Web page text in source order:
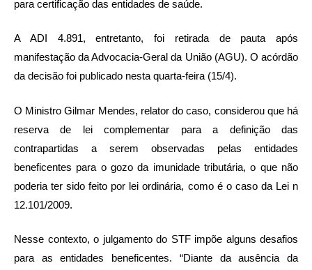
para certificação das entidades de saúde.
A ADI 4.891, entretanto, foi retirada de pauta após
manifestação da Advocacia-Geral da União (AGU). O acórdão
da decisão foi publicado nesta quarta-feira (15/4).
O Ministro Gilmar Mendes, relator do caso, considerou que há
reserva de lei complementar para a definição das
contrapartidas a serem observadas pelas entidades
beneficentes para o gozo da imunidade tributária, o que não
poderia ter sido feito por lei ordinária, como é o caso da Lei n
12.101/2009.
Nesse contexto, o julgamento do STF impõe alguns desafios
para as entidades beneficentes. “Diante da ausência da